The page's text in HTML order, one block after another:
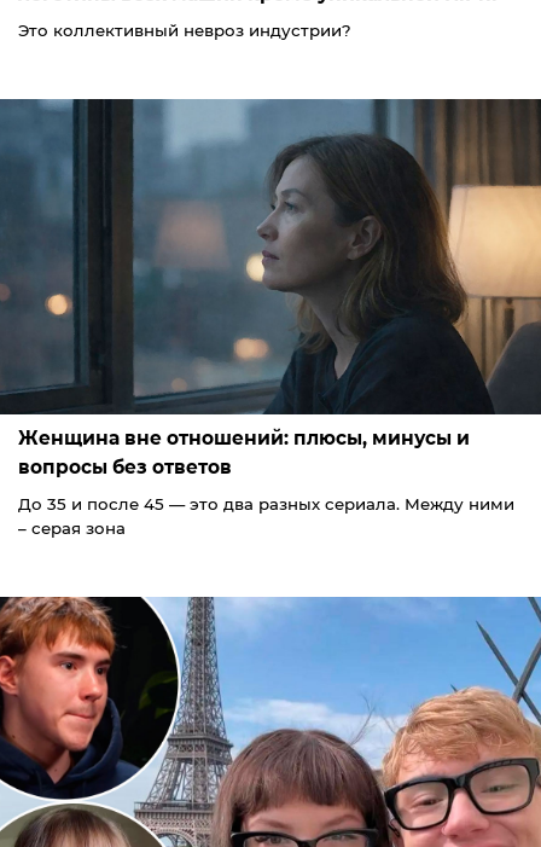
Это коллективный невроз индустрии?
Женщина вне отношений: плюсы, минусы и
вопросы без ответов
До 35 и после 45 — это два разных сериала. Между ними
– серая зона